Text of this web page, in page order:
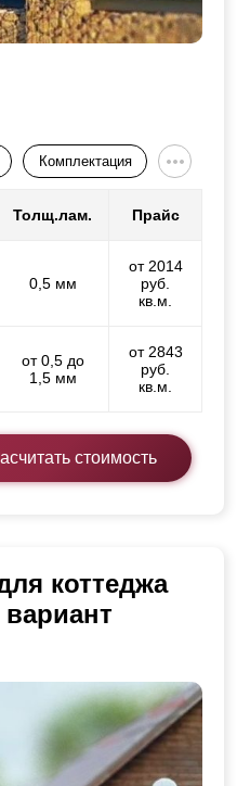
Комплектация
Толщ.лам. Прайс
0,5 мм
от 2014
руб.
кв.м.
от 0,5 до
1,5 мм
от 2843
руб.
кв.м.
стоимость
коттеджа